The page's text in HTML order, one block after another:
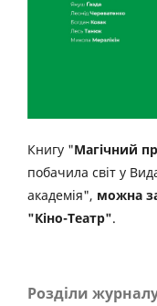
Книгу "Магічний
побачила світ у
академія", можна
"Кіно-Театр".
Розділи